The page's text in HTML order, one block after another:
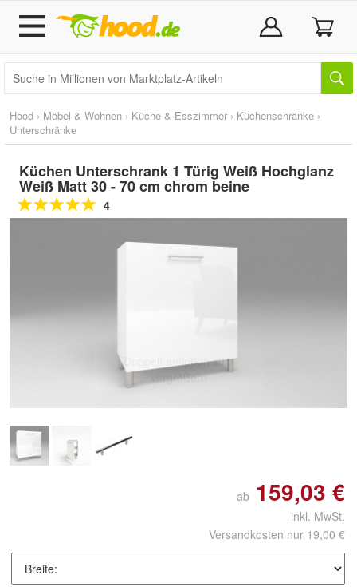
Hood › Möbel & Wohnen › Küche & Esszimmer › Küchenschränke ›
Unterschränke
Küchen Unterschrank 1 Türig Weiß Hochglanz
Weiß Matt 30 - 70 cm chrom beine
4
Doppelt antippen zum
vergrößern
ab 159,03 €
inkl. MwSt.
Versandkosten nur 19,00 €